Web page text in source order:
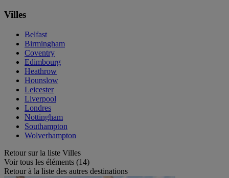
Villes
Belfast
Birmingham
Coventry
Edimbourg
Heathrow
Hounslow
Leicester
Liverpool
Londres
Nottingham
Southampton
Wolverhampton
Retour sur la liste Villes
Voir tous les éléments (14)
Retour à la liste des autres destinations